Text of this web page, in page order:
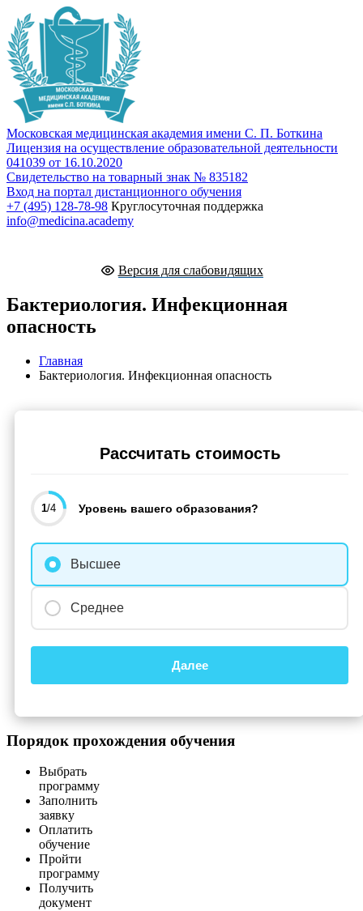
Московская медицинская академия имени С. П. Боткина
Лицензия на осуществление образовательной деятельности
041039 от 16.10.2020
Свидетельство на товарный знак № 835182
Вход на портал дистанционного обучения
+7 (495) 128-78-98 Круглосуточная поддержка
info@medicina.academy
Версия для слабовидящих
Бактериология. Инфекционная
опасность
Главная
Бактериология. Инфекционная опасность
Рассчитать стоимость
1/4 Уровень вашего образования?
Высшее
Среднее
Далее
Порядок прохождения обучения
Выбрать
программу
Заполнить
заявку
Оплатить
обучение
Пройти
программу
Получить
документ